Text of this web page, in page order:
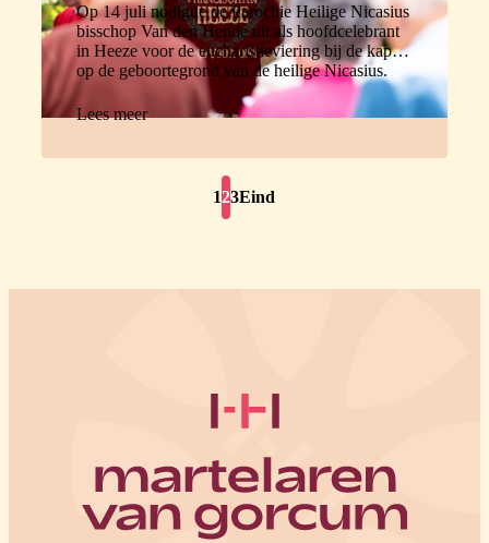
Op 14 juli nodigde de Parochie Heilige Nicasius
bisschop Van den Hende uit als hoofdcelebrant
in Heeze voor de eucharistieviering bij de kapel
op de geboortegrond van de heilige Nicasius.
Lees meer
123Eind